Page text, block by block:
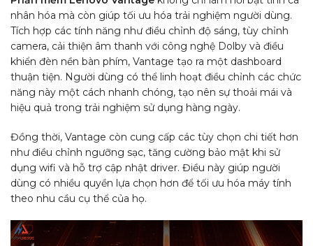
nhân hóa mà còn giúp tối ưu hóa trải nghiệm người dùng.
Tích hợp các tính năng như điều chỉnh độ sáng, tùy chỉnh
camera, cải thiện âm thanh với công nghệ Dolby và điều
khiển đèn nền bàn phím, Vantage tạo ra một dashboard
thuận tiện. Người dùng có thể linh hoạt điều chỉnh các chức
năng này một cách nhanh chóng, tạo nên sự thoải mái và
hiệu quả trong trải nghiệm sử dụng hàng ngày.
Đồng thời, Vantage còn cung cấp các tùy chọn chi tiết hơn
như điều chỉnh ngưỡng sạc, tăng cường bảo mật khi sử
dụng wifi và hỗ trợ cập nhật driver. Điều này giúp người
dùng có nhiều quyền lựa chọn hơn để tối ưu hóa máy tính
theo nhu cầu cụ thể của họ.